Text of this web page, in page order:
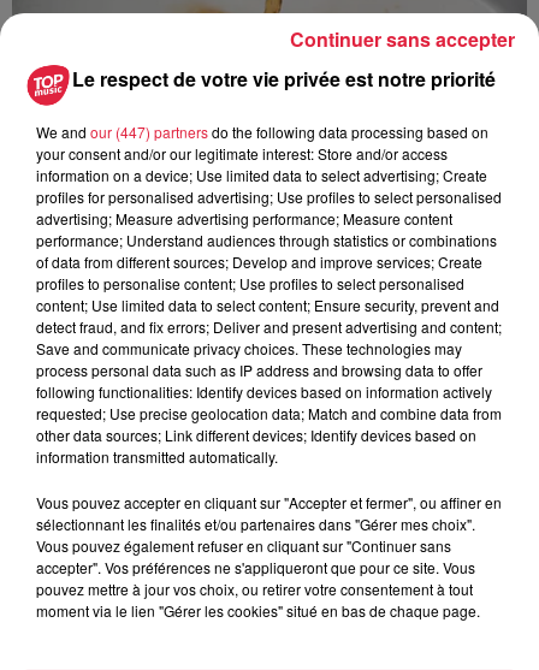
À Hoerdt, de l’eau brune sort des robinets
Depuis plusieurs jours, des habitants de Hoerdt ont vu de
l’eau brune s’écouler de leurs robinets. Face aux
nombreuses interrogations, la municipalité a pris...
Le respect de votre vie privée est notre priorité
We and our (447) partnersdo the following data processing based on
your consent and/or our legitimate interest: Store and/or access
information on a device; Use limited data to select advertising; Create
profiles for personalised advertising; Use profiles to select personalised
advertising; Measure advertising performance; Measure content
performance; Understand audiences through statistics or combinations
of data from different sources; Develop and improve services; Create
profiles to personalise content; Use profiles to select personalised
content; Use limited data to select content; Ensure security, prevent and
detect fraud, and fix errors; Deliver and present advertising and content;
Save and communicate privacy choices. These technologies may
process personal data such as IP address and browsing data to offer
following functionalities: Identify devices based on information actively
requested; Use precise geolocation data; Match and combine data from
other data sources; Link different devices; Identify devices based on
information transmitted automatically.
Vous pouvez accepter en cliquant sur "Accepter et fermer", ou affiner en
sélectionnant les finalités et/ou partenaires dans "Gérer mes choix".
Vous pouvez également refuser en cliquant sur "Continuer sans
accepter". Vos préférences ne s'appliqueront que pour ce site. Vous
pouvez mettre à jour vos choix, ou retirer votre consentement à tout
moment via le lien "Gérer les cookies" situé en bas de chaque page.
Continuer sans accepter